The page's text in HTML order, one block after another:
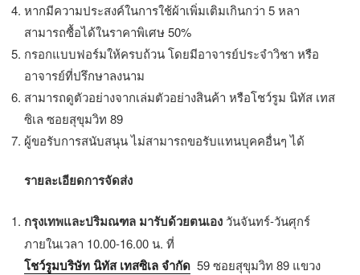
หากมีความประสงค์ในการใช้ผ้าเพิ่มเติมเกินกว่า 5 หลา
สามารถซื้อได้ในราคาพิเศษ 50%
กรอกแบบฟอร์มให้ครบถ้วน โดยมีอาจารย์ประจำวิชา หรือ
อาจารย์ที่ปรึกษาลงนาม
สามารถดูตัวอย่างจากเล่มตัวอย่างสินค้า หรือโชว์รูม นิทัส เทส
ซิเล ซอยสุขุมวิท 89
ผู้ขอรับการสนับสนุน ไม่สามารถขอรับแทนบุคคอื่นๆ ได้
รายละเอียดการจัดส่ง
กรุงเทพและปริมณฑล มารับด้วยตนเอง วันจันทร์-วันศุกร์
ภายในเวลา 10.00-16.00 น. ที่
โชว์รูมบริษัท นิทัส เทสซิเล จำกัด 59 ซอยสุขุมวิท 89 แขวง